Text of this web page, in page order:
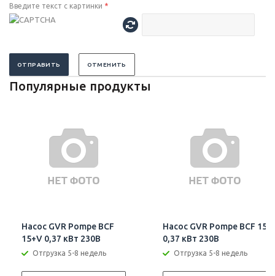
Введите текст с картинки *
ОТПРАВИТЬ ОТМЕНИТЬ
Популярные продукты
Насос GVR Pompe BCF
15+V 0,37 кВт 230В
Отгрузка 5-8 недель
Насос GVR Pompe BCF 15
0,37 кВт 230В
Отгрузка 5-8 недель